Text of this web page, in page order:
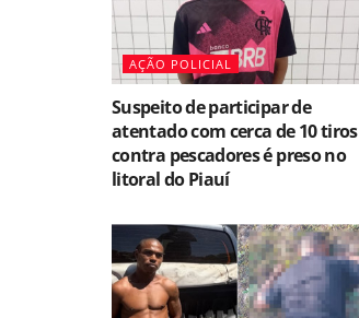
AÇÃO POLICIAL
Suspeito de participar de
atentado com cerca de 10 tiros
contra pescadores é preso no
litoral do Piauí